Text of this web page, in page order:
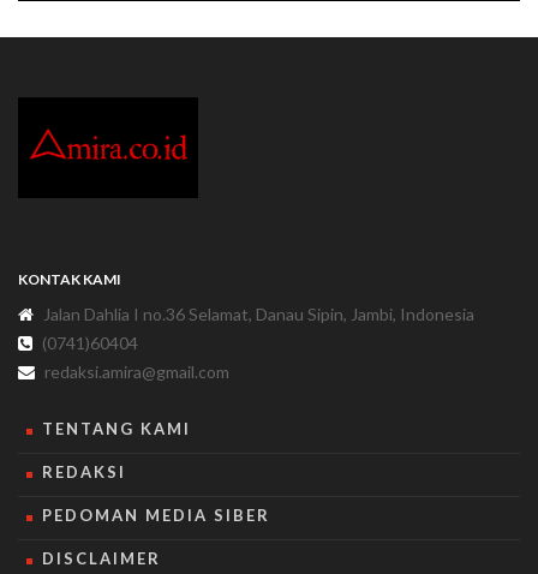
KONTAK KAMI
Jalan Dahlia I no.36 Selamat, Danau Sipin, Jambi, Indonesia
(0741)60404
redaksi.amira@gmail.com
TENTANG KAMI
REDAKSI
PEDOMAN MEDIA SIBER
DISCLAIMER